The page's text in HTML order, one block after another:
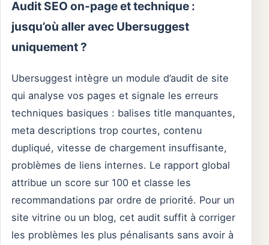
Audit SEO on-page et technique :
jusqu’où aller avec Ubersuggest
uniquement ?
Ubersuggest intègre un module d’audit de site
qui analyse vos pages et signale les erreurs
techniques basiques : balises title manquantes,
meta descriptions trop courtes, contenu
dupliqué, vitesse de chargement insuffisante,
problèmes de liens internes. Le rapport global
attribue un score sur 100 et classe les
recommandations par ordre de priorité. Pour un
site vitrine ou un blog, cet audit suffit à corriger
les problèmes les plus pénalisants sans avoir à